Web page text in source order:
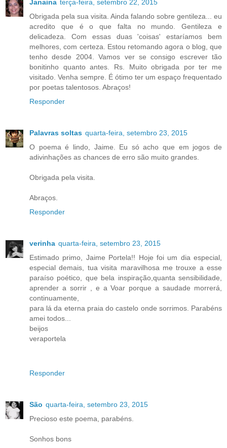
Janaina terça-feira, setembro 22, 2015
Obrigada pela sua visita. Ainda falando sobre gentileza... eu
acredito que é o que falta no mundo. Gentileza e
delicadeza. Com essas duas 'coisas' estaríamos bem
melhores, com certeza. Estou retomando agora o blog, que
tenho desde 2004. Vamos ver se consigo escrever tão
bonitinho quanto antes. Rs. Muito obrigada por ter me
visitado. Venha sempre. É ótimo ter um espaço frequentado
por poetas talentosos. Abraços!
Responder
Palavras soltas quarta-feira, setembro 23, 2015
O poema é lindo, Jaime. Eu só acho que em jogos de
adivinhações as chances de erro são muito grandes.
Obrigada pela visita.
Abraços.
Responder
verinha quarta-feira, setembro 23, 2015
Estimado primo, Jaime Portela!! Hoje foi um dia especial,
especial demais, tua visita maravilhosa me trouxe a esse
paraíso poético, que bela inspiração,quanta sensibilidade,
aprender a sorrir , e a Voar porque a saudade morrerá,
continuamente,
para lá da eterna praia do castelo onde sorrimos. Parabéns
amei todos...
beijos
veraportela
Responder
São quarta-feira, setembro 23, 2015
Precioso este poema, parabéns.
Sonhos bons